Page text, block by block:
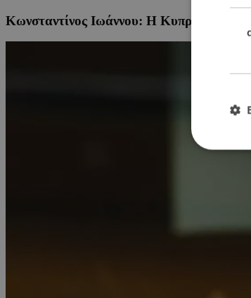
Κωνσταντίνος Ιωάννου: Η Κυπριακή